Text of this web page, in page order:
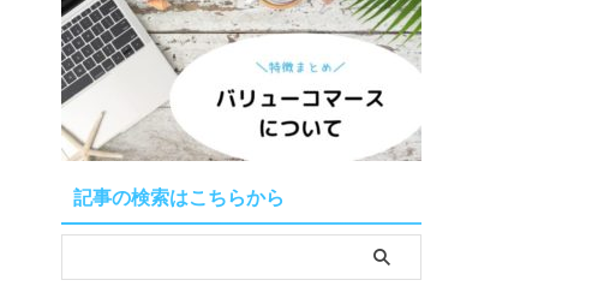
記事の検索はこちらから